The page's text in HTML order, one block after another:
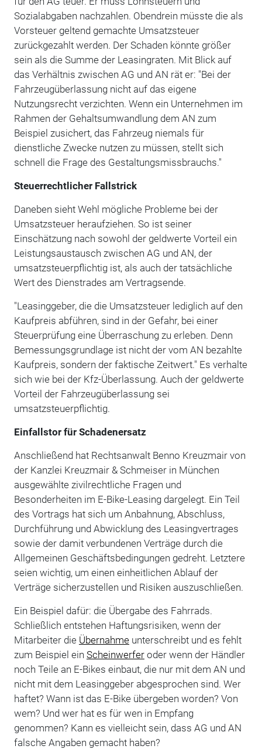
Sozialabgaben nachzahlen. Obendrein müsste die als
Vorsteuer geltend gemachte Umsatzsteuer
zurückgezahlt werden. Der Schaden könnte größer
sein als die Summe der Leasingraten. Mit Blick auf
das Verhältnis zwischen AG und AN rät er: "Bei der
Fahrzeugüberlassung nicht auf das eigene
Nutzungsrecht verzichten. Wenn ein Unternehmen im
Rahmen der Gehaltsumwandlung dem AN zum
Beispiel zusichert, das Fahrzeug niemals für
dienstliche Zwecke nutzen zu müssen, stellt sich
schnell die Frage des Gestaltungsmissbrauchs."
Steuerrechtlicher Fallstrick
Daneben sieht Wehl mögliche Probleme bei der
Umsatzsteuer heraufziehen. So ist seiner
Einschätzung nach sowohl der geldwerte Vorteil ein
Leistungsaustausch zwischen AG und AN, der
umsatzsteuerpflichtig ist, als auch der tatsächliche
Wert des Dienstrades am Vertragsende.
"Leasinggeber, die die Umsatzsteuer lediglich auf den
Kaufpreis abführen, sind in der Gefahr, bei einer
Steuerprüfung eine Überraschung zu erleben. Denn
Bemessungsgrundlage ist nicht der vom AN bezahlte
Kaufpreis, sondern der faktische Zeitwert." Es verhalte
sich wie bei der Kfz-Überlassung. Auch der geldwerte
Vorteil der Fahrzeugüberlassung sei
umsatzsteuerpflichtig.
Einfallstor für Schadenersatz
Anschließend hat Rechtsanwalt Benno Kreuzmair von
der Kanzlei Kreuzmair & Schmeiser in München
ausgewählte zivilrechtliche Fragen und
Besonderheiten im E-Bike-Leasing dargelegt. Ein Teil
des Vortrags hat sich um Anbahnung, Abschluss,
Durchführung und Abwicklung des Leasingvertrages
sowie der damit verbundenen Verträge durch die
Allgemeinen Geschäftsbedingungen gedreht. Letztere
seien wichtig, um einen einheitlichen Ablauf der
Verträge sicherzustellen und Risiken auszuschließen.
Ein Beispiel dafür: die Übergabe des Fahrrads.
Schließlich entstehen Haftungsrisiken, wenn der
Mitarbeiter die Übernahmeunterschreibt und es fehlt
zum Beispiel ein Scheinwerferoder wenn der Händler
noch Teile an E-Bikes einbaut, die nur mit dem AN und
nicht mit dem Leasinggeber abgesprochen sind. Wer
haftet? Wann ist das E-Bike übergeben worden? Von
wem? Und wer hat es für wen in Empfang
genommen? Kann es vielleicht sein, dass AG und AN
falsche Angaben gemacht haben?